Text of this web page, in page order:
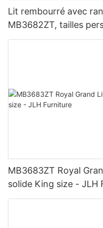
Lit rembourré avec
MB3682ZT, tailles
usine - JLH Furniture
MB3683ZT Royal
solide King size - JLH